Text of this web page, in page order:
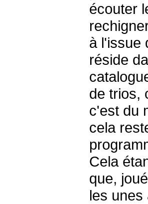
écouter
à l'issue
réside
de trios,
c'est du
cela
Cela
que,
les unes